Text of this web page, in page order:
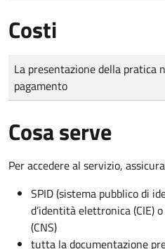
Costi
Tipo di pagamento
Importo
La presentazione della pratica
pagamento
Cosa serve
Per accedere al servizio,
SPID (sistema pubblico di
d’identità elettronica (CIE)
(CNS)
tutta la documentazione